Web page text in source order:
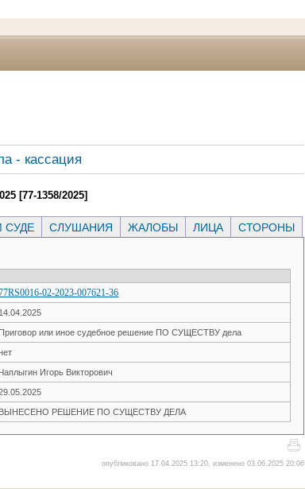
- кассация
[77-1358/2025]
СУДЕ СЛУШАНИЯ ЖАЛОБЫ ЛИЦА СТОРОНЫ
02-2023-007621-36
14.04.2025
Приговор или иное судебное решение ПО СУЩЕСТВУ дела
Игорь Викторович
ВЫНЕСЕНО РЕШЕНИЕ ПО СУЩЕСТВУ ДЕЛА
опубликовано 17.04.2025 13:20, изменено 03.06.2025 20:06